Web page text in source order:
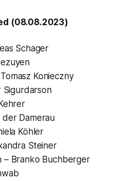
(08.08.2023)
Schager
Konieczny
Sigurdarson
der Damerau
Köhler
Steiner
– Branko Buchberger